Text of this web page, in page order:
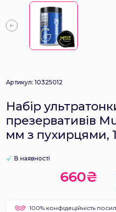
Артикул: 10325012
Набір
презервативів
мм з пухирцями,
В наявності
660₴
100% конфідеційність